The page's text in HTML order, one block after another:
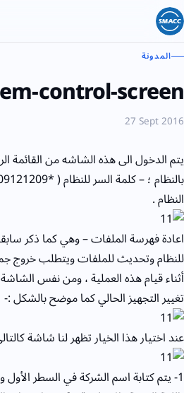
المدونة
control-screen
27 Sept 2016
يتم الدخول الى هذه الشاشه من القائمة
النظام .
اعادة فهرسة الملفات – وهي كما ذكر
للنظام وتحديث للملفات ويتطلب خروج
أثناء قيام هذه العملية ، ومن نفس
تغيير التجهيز الحالي كما موضح بالشكل :-
عند اختيار هذا الخيار تظهر لنا شاشة
1- يتم كتابة اسم الشركة في السطر